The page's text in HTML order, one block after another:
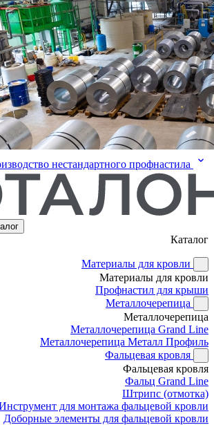
нестандартного профнастила
Каталог
Материалы для кровли
Материалы для кровли
Профнастил для крыши
Металлочерепица
Металлочерепица
Металлочерепица Grand Line
Металлочерепица Металл Профиль
Фальцевая кровля
Фальцевая кровля
Фальц Grand Line
Штрипс (отмотка)
для монтажа фальцевой кровли
Доборные элементы для фальцевой кровли